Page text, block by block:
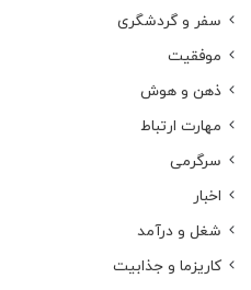
سفر و گردشگری
موفقیت
ذهن و هوش
مهارت ارتباط
سرگرمی
اخبار
شغل و درآمد
کاریزما و جذابیت